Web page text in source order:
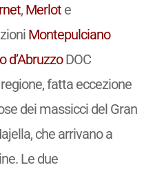
, Merlote
Montepulciano
d’AbruzzoDOC
fatta eccezione
dei massicci del Gran
che arrivano a
Le due